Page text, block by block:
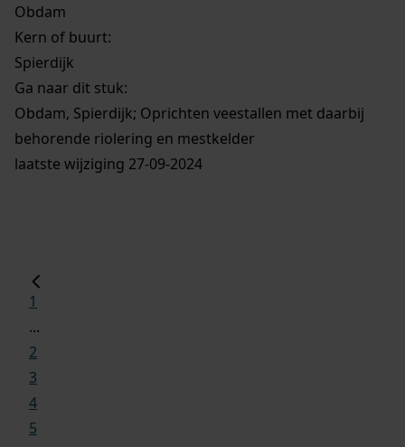
Obdam
Kern of buurt:
Spierdijk
Ga naar dit stuk:
Obdam, Spierdijk; Oprichten veestallen met daarbij
behorende riolering en mestkelder
laatste wijziging 27-09-2024
1
...
2
3
4
5